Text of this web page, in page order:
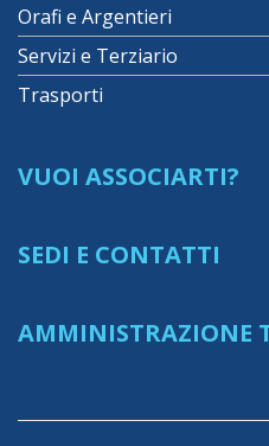
Orafi e Argentieri
Servizi e Terziario
Trasporti
VUOI ASSOCIARTI?
SEDI E CONTATTI
AMMINISTRAZIONE